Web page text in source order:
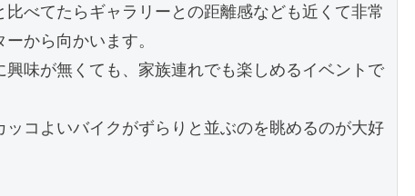
べてたらギャラリーとの距離感なども近くて非常
から向かいます。
味が無くても、家族連れでも楽しめるイベントで
コよいバイクがずらりと並ぶのを眺めるのが大好